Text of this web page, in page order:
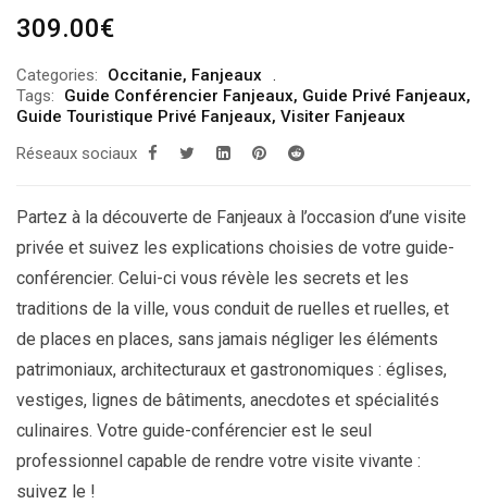
309.00€
Categories: Occitanie, Fanjeaux
Tags:
Guide Conférencier Fanjeaux, Guide Privé Fanjeaux,
Guide Touristique Privé Fanjeaux, Visiter Fanjeaux
Réseaux sociaux
Partez à la découverte de Fanjeaux à l’occasion d’une visite
privée et suivez les explications choisies de votre guide-
conférencier. Celui-ci vous révèle les secrets et les
traditions de la ville, vous conduit de ruelles et ruelles, et
de places en places, sans jamais négliger les éléments
patrimoniaux, architecturaux et gastronomiques : églises,
vestiges, lignes de bâtiments, anecdotes et spécialités
culinaires. Votre guide-conférencier est le seul
professionnel capable de rendre votre visite vivante :
suivez le !